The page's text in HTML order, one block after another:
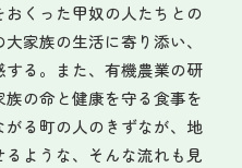
くった甲奴の人たちとの
家族の生活に寄り添い、
る。また、有機農業の研
の命と健康を守る食事を
る町の人のきずなが、地
ような、そんな流れも見